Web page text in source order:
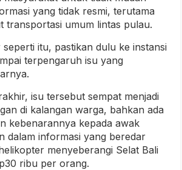
yang tidak resmi, terutama
transportasi umum lintas pulau.
seperti itu, pastikan dulu ke instansi
terpengaruh isu yang
isu tersebut sempat menjadi
di kalangan warga, bahkan ada
kebenarannya kepada awak
dalam informasi yang beredar
menyeberangi Selat Bali
ribu per orang.